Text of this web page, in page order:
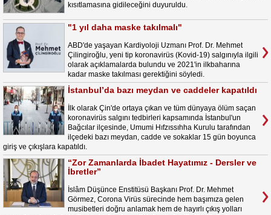
kısıtlamasına gidileceğini duyuruldu.
"1 yıl daha maske takılmalı"
ABD'de yaşayan Kardiyoloji Uzmanı Prof. Dr. Mehmet
Çilingiroğlu, yeni tip koronavirüs (Kovid-19) salgınıyla ilgili
olarak açıklamalarda bulundu ve 2021'in ilkbaharına
kadar maske takılması gerektiğini söyledi.
İstanbul’da bazı meydan ve caddeler kapatıldı
İlk olarak Çin'de ortaya çıkan ve tüm dünyaya ölüm saçan
koronavirüs salgını tedbirleri kapsamında İstanbul'un
Bağcılar ilçesinde, Umumi Hıfzıssıhha Kurulu tarafından
ilçedeki bazı meydan, cadde ve sokaklar 15 gün boyunca
giriş ve çıkışlara kapatıldı.
“Zor Zamanlarda İbadet Hayatımız - Dersler ve
İbretler”
İslâm Düşünce Enstitüsü Başkanı Prof. Dr. Mehmet
Görmez, Corona Virüs sürecinde hem başımıza gelen
musibetleri doğru anlamak hem de hayırlı çıkış yolları